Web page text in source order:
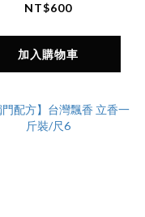
NT$600
加入購物車